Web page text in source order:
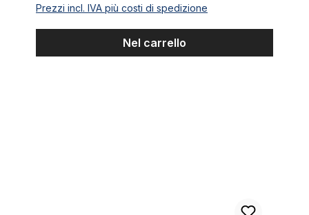
Prezzi incl. IVA più costi di spedizione
Nel carrello